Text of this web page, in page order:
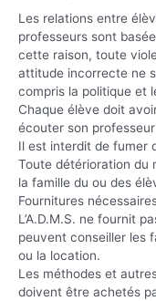
Les relations entre
professeurs sont
cette raison, toute
attitude incorrecte ne
compris la politique et
Chaque élève doit
écouter son
Il est interdit de fumer
Toute détérioration du
la famille du ou des
Fournitures
L’A.D.M.S. ne fournit
peuvent conseiller les
ou la location.
Les méthodes et
doivent être achetés